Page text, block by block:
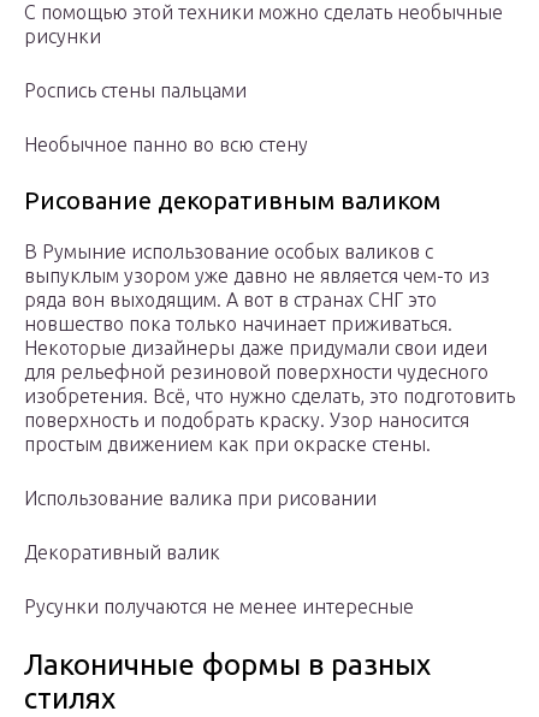
С помощью этой техники можно сделать необычные
рисунки
Роспись стены пальцами
Необычное панно во всю стену
Рисование декоративным валиком
В Румыние использование особых валиков с
выпуклым узором уже давно не является чем-то из
ряда вон выходящим. А вот в странах СНГ это
новшество пока только начинает приживаться.
Некоторые дизайнеры даже придумали свои идеи
для рельефной резиновой поверхности чудесного
изобретения. Всё, что нужно сделать, это подготовить
поверхность и подобрать краску. Узор наносится
простым движением как при окраске стены.
Использование валика при рисовании
Декоративный валик
Русунки получаются не менее интересные
Лаконичные формы в разных
стилях